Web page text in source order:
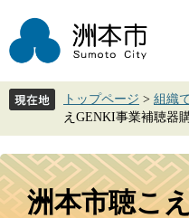
ジ
先
ュ
を
て
本
トップページ > 組織
えGENKI事業補聴器
本
文
洲本市聴こ